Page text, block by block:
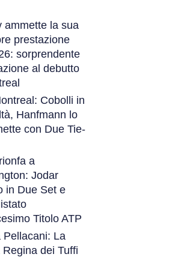
ammette la sua
prestazione
sorprendente
al debutto
Cobolli in
Hanfmann lo
con Due Tie-
a
Jodar
in Due Set e
Titolo ATP
Pellacani: La
Regina dei Tuffi